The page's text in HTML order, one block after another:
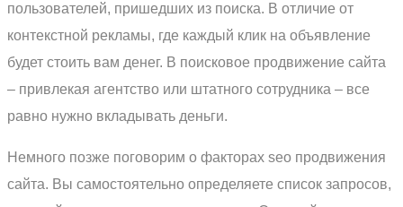
пользователей, пришедших из поиска. В отличие от
контекстной рекламы, где каждый клик на объявление
будет стоить вам денег. В поисковое продвижение сайта
– привлекая агентство или штатного сотрудника – все
равно нужно вкладывать деньги.
Немного позже поговорим о факторах seo продвижения
сайта. Вы самостоятельно определяете список запросов,